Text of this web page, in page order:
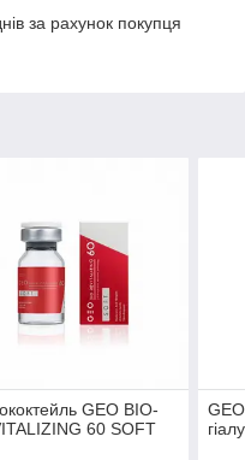
за рахунок покупця
GEO BIO-
60 SOFT